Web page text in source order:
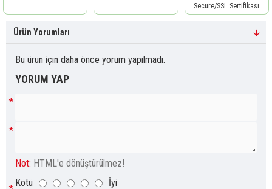
Secure/SSL Sertifikası
Ürün Yorumları
Bu ürün için daha önce yorum yapılmadı.
YORUM YAP
Not: HTML'e dönüştürülmez!
Kötü
İyi